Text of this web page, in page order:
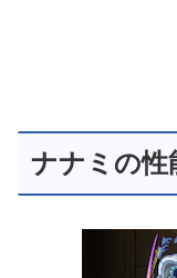
ナナミの性